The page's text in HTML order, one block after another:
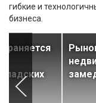
гибкие и
бизнеса.